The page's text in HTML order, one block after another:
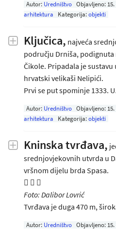
Autor: Uredništvo Objavljeno:
arhitektura
Kategorija:objekti
Ključica, najveća
području Drniša,
Čikole. Pripadala je
hrvatski velikaši Nelipići.
Prvi se put spominje 1333.
Autor: Uredništvo Objavljeno:
arhitektura
Kategorija:objekti
Kninska tvrđava,
srednjovjekovnih utvrda u
vršnom dijelu brda Spasa.
  
Foto: Dalibor Lovrić
Tvrđava je duga 470 m,
Autor: Uredništvo Objavljeno: